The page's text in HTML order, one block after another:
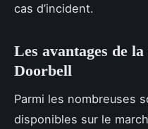
cas d’incident.
Les avantages de
Doorbell
Parmi les nombreuses
disponibles sur le